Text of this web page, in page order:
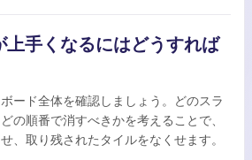
手くなるにはどうすれば
ード全体を確認しましょう。どのスラ
の順番で消すべきかを考えることで、
、取り残されたタイルをなくせます。